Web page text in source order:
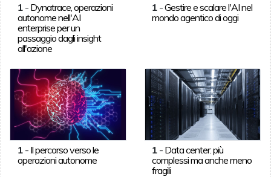
1- Dynatrace, operazioni
autonome nell'AI
enterprise per un
passaggio dagli insight
all'azione
1 -Gestire e scalare l'AI nel
mondo agentico di oggi
1- Il percorso verso le
operazioni autonome
1 - Data center: più
complessi ma anche meno
fragili